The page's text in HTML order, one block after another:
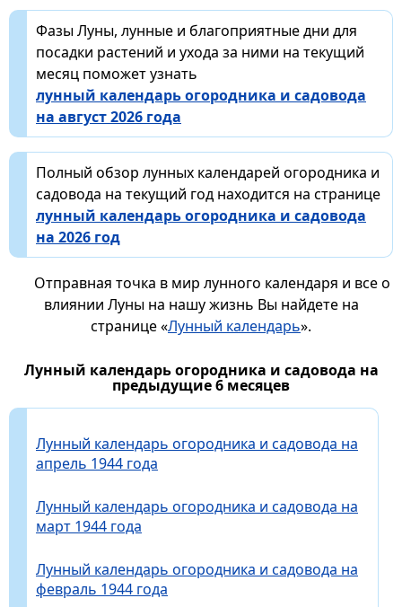
Фазы Луны, лунные и благоприятные дни для
посадки растений и ухода за ними на текущий
месяц поможет узнать
лунный календарь огородника и садовода
на август 2026 года
Полный обзор лунных календарей огородника и
садовода на текущий год находится на странице
лунный календарь огородника и садовода
на 2026 год
Отправная точка в мир лунного календаря и все о
влиянии Луны на нашу жизнь Вы найдете на
странице «Лунный календарь».
Лунный календарь огородника и садовода на
предыдущие 6 месяцев
Лунный календарь огородника и садовода на
апрель 1944 года
Лунный календарь огородника и садовода на
март 1944 года
Лунный календарь огородника и садовода на
февраль 1944 года